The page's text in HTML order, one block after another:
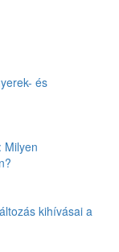
és
Milyen
kihívásai a